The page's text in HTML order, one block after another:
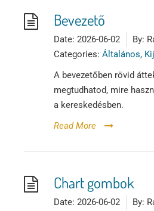
Adósegéd
Bevezető
Date: 2026-06-02 By:
Categories: Általános,
A bevezetőben rövid
megtudhatod, mire
a kereskedésben.
Read More
Chart gombok
Date: 2026-06-02 By: